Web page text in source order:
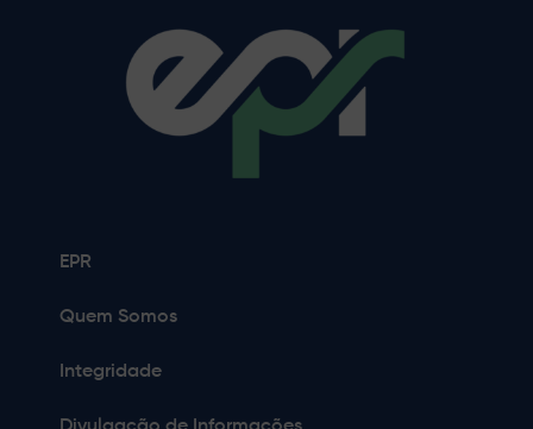
EPR
Quem Somos
Integridade